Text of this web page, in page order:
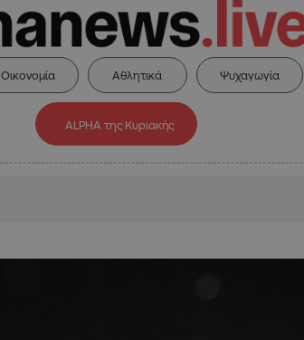
Οικονομία Αθλητικά Ψυχαγωγία
ALPHA της Κυριακής